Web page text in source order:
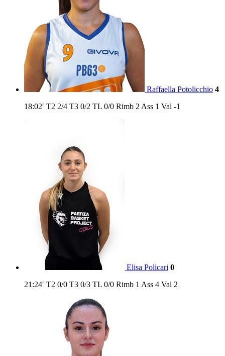
Raffaella Potolicchio 4
18:02′ T2 2/4 T3 0/2 TL 0/0 Rimb 2 Ass 1 Val -1
Elisa Policari 0
21:24′ T2 0/0 T3 0/3 TL 0/0 Rimb 1 Ass 4 Val 2